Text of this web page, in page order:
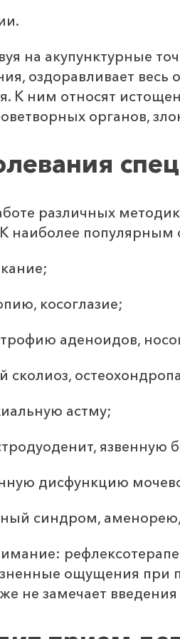
на акупунктурные
оздоравливает
К ним относят
органов,
различных
наиболее популярным
косоглазие;
аденоидов,
сколиоз,
астму;
дисфункцию
синдром,
ощущения при
не замечает